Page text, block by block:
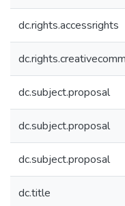
dc.rights.accessrights
dc.subject.proposal
dc.subject.proposal
dc.subject.proposal
dc.title